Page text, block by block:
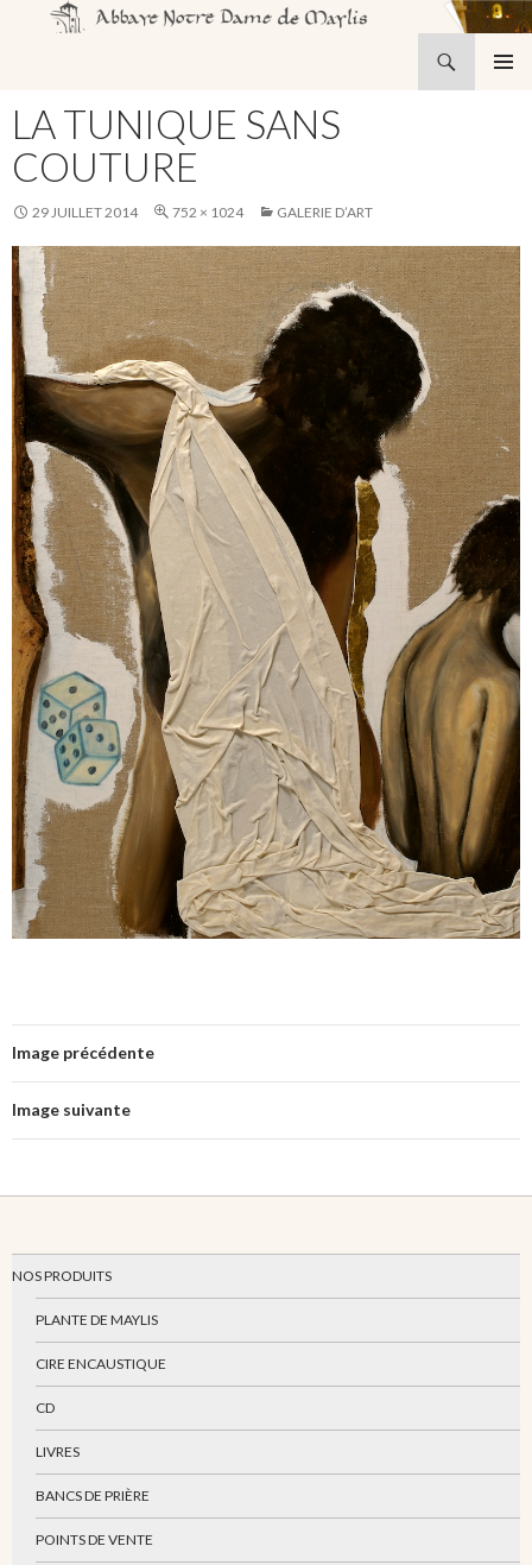
AU
CONTENU
LA TUNIQUE SANS
COUTURE
29 JUILLET 2014 752 × 1024 GALERIE D’ART
Image précédente
Image suivante
NOS PRODUITS
PLANTE DE MAYLIS
CIRE ENCAUSTIQUE
CD
LIVRES
BANCS DE PRIÈRE
POINTS DE VENTE